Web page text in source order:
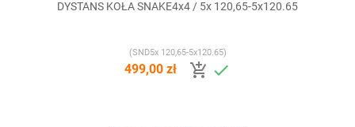
DYSTANS KOŁA SNAKE4x4 / 5x 120,65-5x120.65
(SND5x 120,65-5x120.65)
499,00 zł  